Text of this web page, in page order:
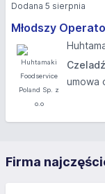
Młodszy
Czeladź
umowa
Dodana 5 sierpnia
Firma